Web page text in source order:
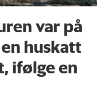
var på
huskatt
ifølge en